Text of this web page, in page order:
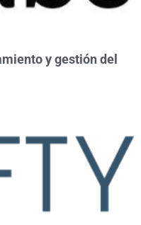
y gestión del